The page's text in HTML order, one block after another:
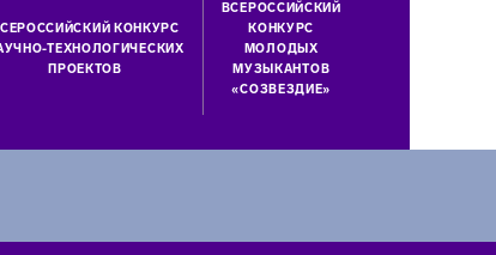
КОНКУРС
ТЕХНОЛОГИЧЕСКИХ
ПРОЕКТОВ
ВСЕРОССИЙСКИЙ
КОНКУРС
МОЛОДЫХ
МУЗЫКАНТОВ
«СОЗВЕЗДИЕ»